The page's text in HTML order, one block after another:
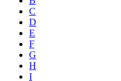
C
D
E
F
G
H
I